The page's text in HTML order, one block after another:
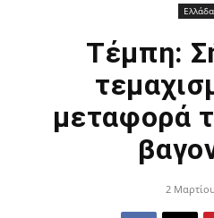
Ελλάδα
Τέμπη:
μεταφορά
2